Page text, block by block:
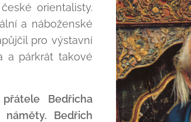
orientalisty.
a náboženské
pro výstavní
a párkrát takové
Bedřicha
Bedřich